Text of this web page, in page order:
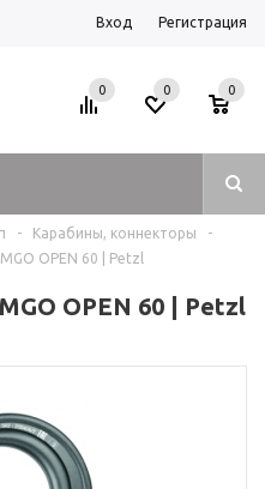
Вход Регистрация
0 0
0
- Карабины, коннекторы
-
OPEN 60 | Petzl
OPEN 60 | Petzl